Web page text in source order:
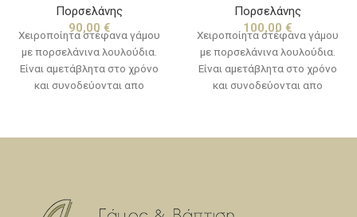
Πορσελάνης
90,00 €
Χειροποίητα στέφανα γάμου
με πορσελάνινα λουλούδια.
Είναι αμετάβλητα στο χρόνο
και συνοδεύονται απο
σε ειδική συσκευασία δεμένα
Πορσελάνης
100,00 €
Χειροποίητα στέφανα γάμου
με πορσελάνινα λουλούδια.
Είναι αμετάβλητα στο χρόνο
και συνοδεύονται απο
σε ειδική συσκευασία δεμένα